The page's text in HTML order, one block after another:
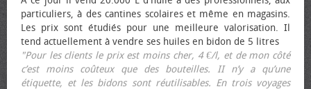
particuliers, à des cantines scolaires et même en magasins.
Les prix sont étudiés pour une meilleure valorisation. Il
tend actuellement à vendre ses huiles en bidon de 5 litres
"Pour les clients le prix est moins cher, 4 €/l, et de mon côté
c’est moins coûteux que des bouteilles. II n’y a qu’une
étiquette, et les bidons sont réutilisables. En trois voyages